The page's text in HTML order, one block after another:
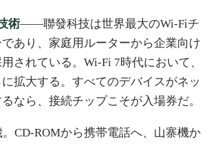
術——聯發科技は世界最大のWi-Fiチ
あり、家庭用ルーターから企業向け
されている。Wi-Fi 7時代において、
拡大する。すべてのデバイスがネッ
なら、接続チップこそが入場券だ。
CD-ROMから携帯電話へ、山寨機か